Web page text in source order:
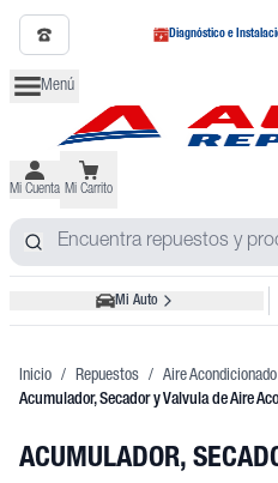
Diagnóstico e
Menú
Mi Cuenta Mi Carrito
Mi Auto
Inicio / Repuestos / Aire
Acumulador, Secador y Valvula de Aire
ACUMULADOR,